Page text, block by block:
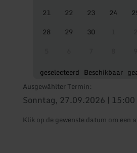
21
22 23 24
28
29 30
geselecteerd Beschikbaar
Ausgewählter Termin:
Sonntag, 27.09.2026 | 15:00
Klik op de gewenste datum om een